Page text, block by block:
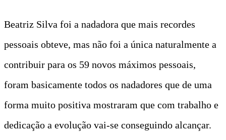
Beatriz Silva foi a nadadora que mais recordes
pessoais obteve, mas não foi a única naturalmente a
contribuir para os 59 novos máximos pessoais,
foram basicamente todos os nadadores que de uma
forma muito positiva mostraram que com trabalho e
dedicação a evolução vai-se conseguindo alcançar.